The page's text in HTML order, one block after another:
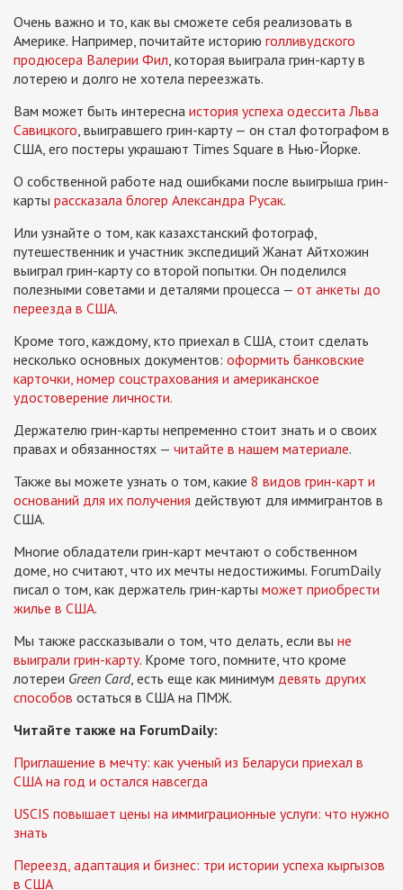
Очень важно и то, как вы сможете себя реализовать в
Америке. Например, почитайте историю голливудского
продюсера Валерии Фил, которая выиграла грин-карту в
лотерею и долго не хотела переезжать.
Вам может быть интересна история успеха одессита Льва
Савицкого, выигравшего грин-карту — он стал фотографом в
США, его постеры украшают Times Square в Нью-Йорке.
О собственной работе над ошибками после выигрыша грин-
карты рассказала блогер Александра Русак.
Или узнайте о том, как казахстанский фотограф,
путешественник и участник экспедиций Жанат Айтхожин
выиграл грин-карту со второй попытки. Он поделился
полезными советами и деталями процесса — от анкеты до
переезда в США.
Кроме того, каждому, кто приехал в США, стоит сделать
несколько основных документов: оформить банковские
карточки, номер соцстрахования и американское
удостоверение личности.
Держателю грин-карты непременно стоит знать и о своих
правах и обязанностях — читайте в нашем материале.
Также вы можете узнать о том, какие 8 видов грин-карт и
оснований для их получения действуют для иммигрантов в
США.
Многие обладатели грин-карт мечтают о собственном
доме, но считают, что их мечты недостижимы. ForumDaily
писал о том, как держатель грин-карты может приобрести
жилье в США.
Мы также рассказывали о том, что делать, если вы не
выиграли грин-карту. Кроме того, помните, что кроме
лотереи Green Card, есть еще как минимум девять других
способов остаться в США на ПМЖ.
Читайте также на ForumDaily:
Приглашение в мечту: как ученый из Беларуси приехал в
США на год и остался навсегда
USCIS повышает цены на иммиграционные услуги: что нужно
знать
Переезд, адаптация и бизнес: три истории успеха кыргызов
в США